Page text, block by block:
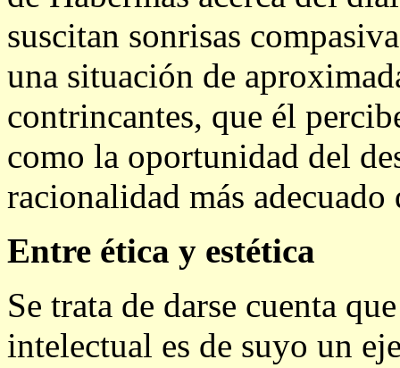
suscitan sonrisas
una situación de
contrincantes, que él
como la oportunidad del
racionalidad más
Entre ética y estética
Se trata de darse cuenta
intelectual es de suyo un